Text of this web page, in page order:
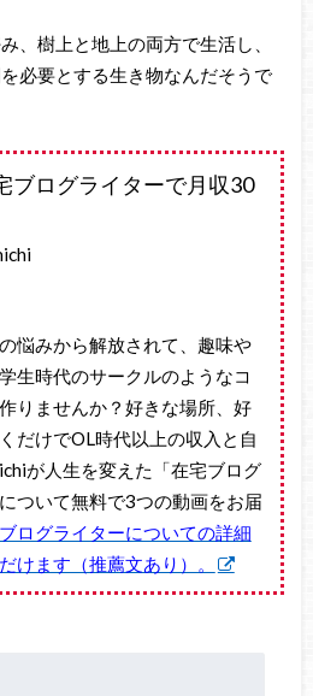
、樹上と地上の両方で生活し、
必要とする生き物なんだそうで
ブログライターで月収30
悩みから解放されて、趣味や
生時代のサークルのようなコ
りませんか？好きな場所、好
だけでOL時代以上の収入と自
が人生を変えた「在宅ブログ
ついて無料で3つの動画をお届
ログライターについての詳細
けます（推薦文あり）。